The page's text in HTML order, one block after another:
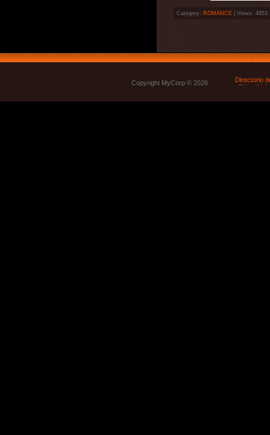
Category: ROMANCE | Views:
Copyright MyCorp © 2026